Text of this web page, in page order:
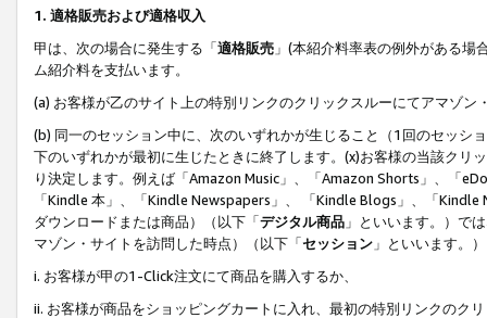
1. 適格販売および適格収入
甲は、次の場合に発生する「適格販売 」(本紹介料率表の例外がある
ム紹介料を支払います。
(a) お客様が乙のサイト上の特別リンクのクリックスルーにてアマゾン
(b) 同一のセッション中に、次のいずれかが生じること（1回のセッシ
下のいずれかが最初に生じたときに終了します。(x)お客様の当該ク
り決定します。例えば「Amazon Music」、「Amazon Shorts」、「
「Kindle 本」、「Kindle Newspapers」、 「Kindle Blogs」、「
ダウンロードまたは商品）（以下「デジタル商品 」といいます。）で
マゾン・サイトを訪問した時点）（以下「セッション 」といいます。
i. お客様が甲の1-Click注文にて商品を購入するか、
ii. お客様が商品をショッピングカートに入れ、最初の特別リンクのク